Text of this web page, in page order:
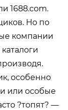
1688.com.
Но по
компании
особенно
или особые
?топят? —